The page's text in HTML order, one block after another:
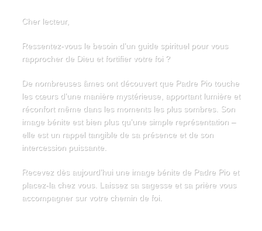
Cher lecteur,
Ressentez-vous le besoin d’un guide spirituel pour vous
rapprocher de Dieu et fortifier votre foi ?
De nombreuses âmes ont découvert que Padre Pio touche
les cœurs d’une manière mystérieuse, apportant lumière et
réconfort même dans les moments les plus sombres. Son
image bénite est bien plus qu’une simple représentation –
elle est un rappel tangible de sa présence et de son
intercession puissante.
Recevez dès aujourd’hui une image bénite de Padre Pio et
placez-la chez vous. Laissez sa sagesse et sa prière vous
accompagner sur votre chemin de foi.